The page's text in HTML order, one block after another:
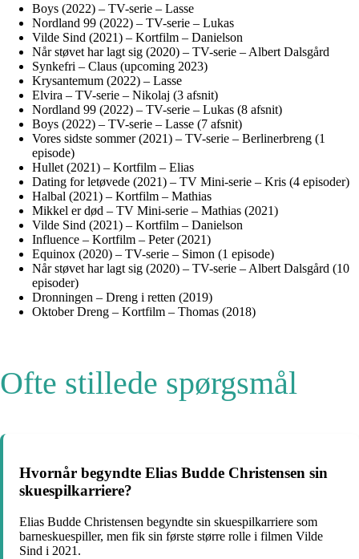
Boys (2022) – TV-serie – Lasse
Nordland 99 (2022) – TV-serie – Lukas
Vilde Sind (2021) – Kortfilm – Danielson
Når støvet har lagt sig (2020) – TV-serie – Albert Dalsgård
Synkefri – Claus (upcoming 2023)
Krysantemum (2022) – Lasse
Elvira – TV-serie – Nikolaj (3 afsnit)
Nordland 99 (2022) – TV-serie – Lukas (8 afsnit)
Boys (2022) – TV-serie – Lasse (7 afsnit)
Vores sidste sommer (2021) – TV-serie – Berlinerbreng (1
episode)
Hullet (2021) – Kortfilm – Elias
Dating for letøvede (2021) – TV Mini-serie – Kris (4 episoder)
Halbal (2021) – Kortfilm – Mathias
Mikkel er død – TV Mini-serie – Mathias (2021)
Vilde Sind (2021) – Kortfilm – Danielson
Influence – Kortfilm – Peter (2021)
Equinox (2020) – TV-serie – Simon (1 episode)
Når støvet har lagt sig (2020) – TV-serie – Albert Dalsgård (10
episoder)
Dronningen – Dreng i retten (2019)
Oktober Dreng – Kortfilm – Thomas (2018)
Ofte stillede spørgsmål
Hvornår begyndte Elias Budde Christensen sin
skuespilkarriere?
Elias Budde Christensen begyndte sin skuespilkarriere som
barneskuespiller, men fik sin første større rolle i filmen Vilde
Sind i 2021.